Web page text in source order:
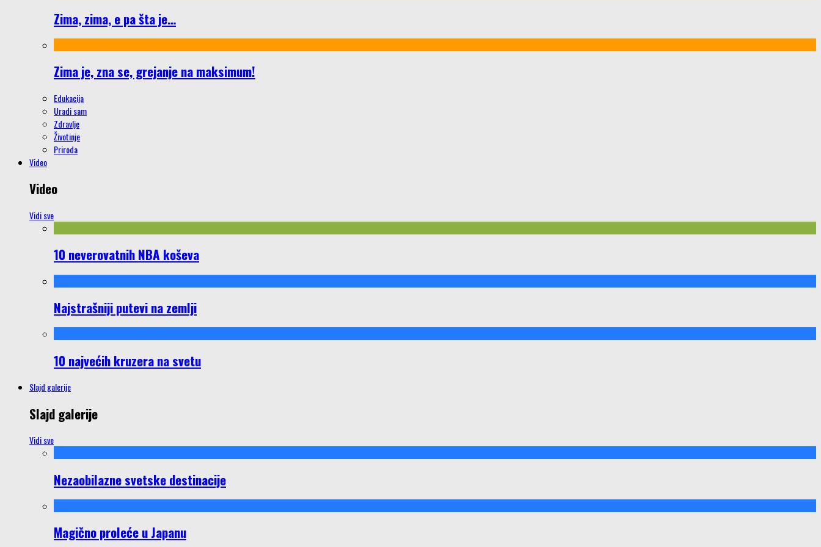
Zima, zima, e pa šta je…
Zima je, zna se, grejanje na maksimum!
Edukacija
Uradi sam
Zdravlje
Životinje
Priroda
Video
Video
Vidi sve
10 neverovatnih NBA koševa
Najstrašniji putevi na zemlji
10 najvećih kruzera na svetu
Slajd galerije
Slajd galerije
Vidi sve
Nezaobilazne svetske destinacije
Magično proleće u Japanu